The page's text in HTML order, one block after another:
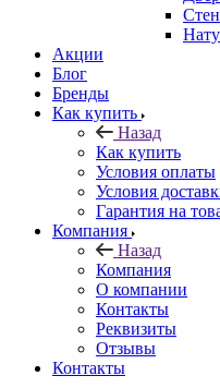
Акции
Блог
Бренды
Как купить
Назад
Как купить
Условия оплаты
Условия
Гарантия на
Компания
Назад
Компания
О компании
Контакты
Реквизиты
Отзывы
Контакты